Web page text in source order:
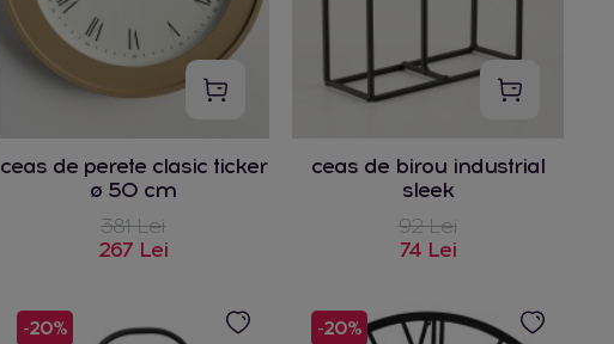
ceas de perete clasic ticker
ø 50 cm
381 Lei
267 Lei
ceas de birou industrial
sleek
92 Lei
74 Lei
-20% -20%